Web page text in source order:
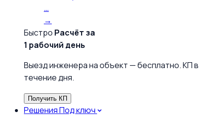
…
→
Быстро Расчёт за
1 рабочий день
Выезд инженера на объект — бесплатно. КП в
течение дня.
Получить КП
РешенияПод ключ